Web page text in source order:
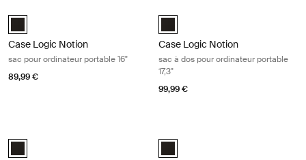
Case Logic Notion 16" Laptop Backpack Noir (selected)
Case Logic Notion
sac pour ordinateur portable 16"
89,99 €
Case Logic Notion 17.3" Laptop
Case Logic Notion
sac à dos pour ordinateur portable
17,3"
99,99 €
Case Logic Propel Backpack Noir (selected)Case Logic 17.3" Laptop